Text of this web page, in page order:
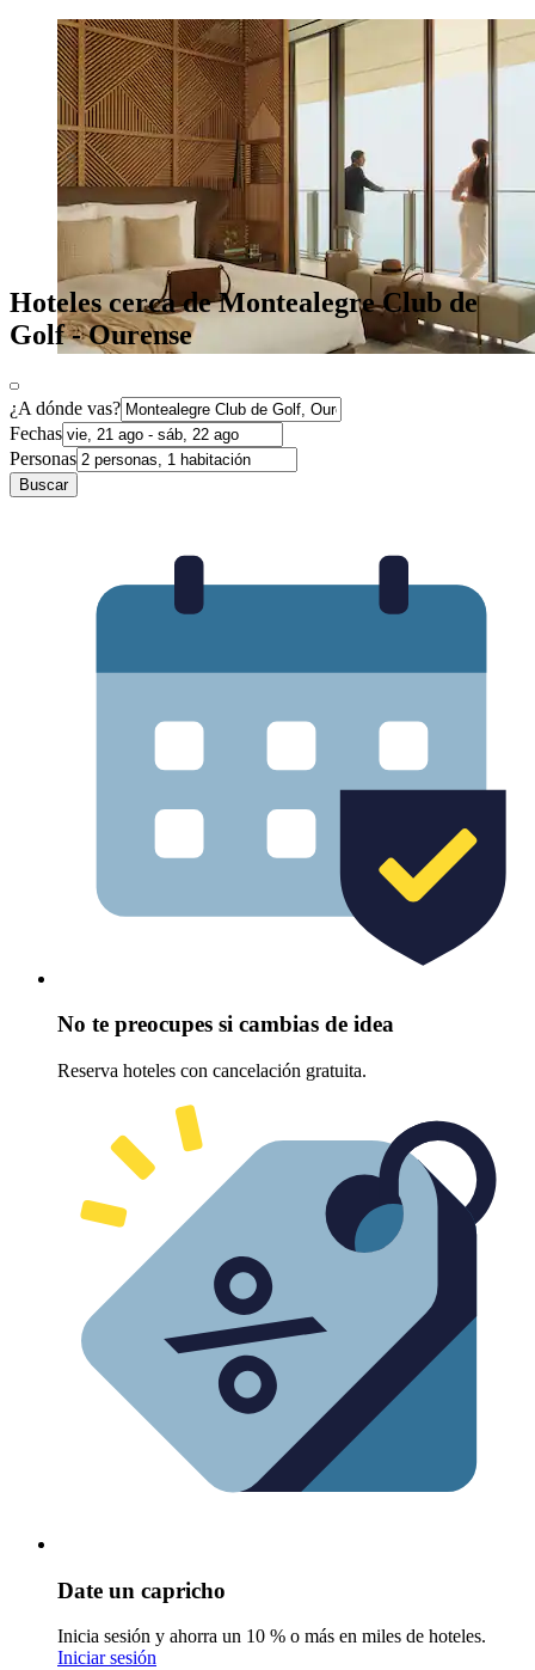
Hoteles cerca de Montealegre Club de
Golf - Ourense
¿A dónde vas?
Fechas
Personas
Buscar
No te preocupes si cambias de idea
Reserva hoteles con cancelación gratuita.
Date un capricho
Inicia sesión y ahorra un 10 % o más en miles de hoteles.
Iniciar sesión